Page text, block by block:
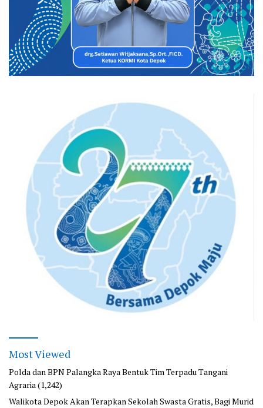
Most Viewed
Polda dan BPN Palangka Raya Bentuk Tim Terpadu Tangani
Agraria(1,242)
Walikota Depok Akan Terapkan Sekolah Swasta Gratis, Bagi Murid